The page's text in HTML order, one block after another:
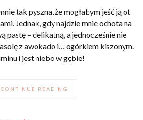
tak pyszna, że mogłabym jeść ją ot
Jednak, gdy najdzie mnie ochota na
pastę – delikatną, a jednocześnie nie
z awokado i… ogórkiem kiszonym.
i jest niebo w gębie!
CONTINUE READING